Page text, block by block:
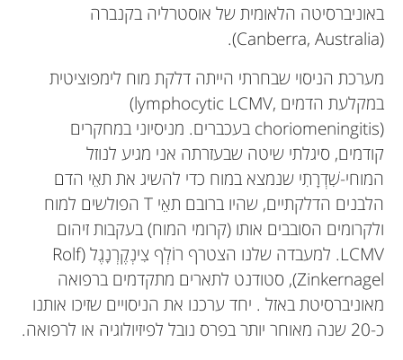
באוניברסיטה הלאומית של אוסטרליה בקנברה
(Canberra, Australia).
מערכת הניסוי שבחרתי הייתה דלקת מוח לימפוציטית
במקלעת הדמים LCMV,
(lymphocytic
choriomeningitis) בעכברים. מניסיוני במחקרים
קודמים, סיגלתי שיטה שבעזרתה אני מגיע לנוזל
המוחי-שִׁדְרָתִי שנמצא במוח כדי להשיג את תאֵי הדם
הלבנים הדלקתיים, שהיו ברובם תאֵי T הפולשים למוח
ולקרומים הסובבים אותו (קרומי המוח) בעקבות זיהום
LCMV. למעבדה שלנו הצטרף רוֹלְף צִינְקֶרְנָגֶל (Rolf
Zinkernagel), סטודנט לתארים מתקדמים ברפואה
מאוניברסיטת באזל . יחד ערכנו את הניסויים שזיכו אותנו
כ-20 שנה מאוחר יותר בפרס נובל לפיזיולוגיה או לרפואה.